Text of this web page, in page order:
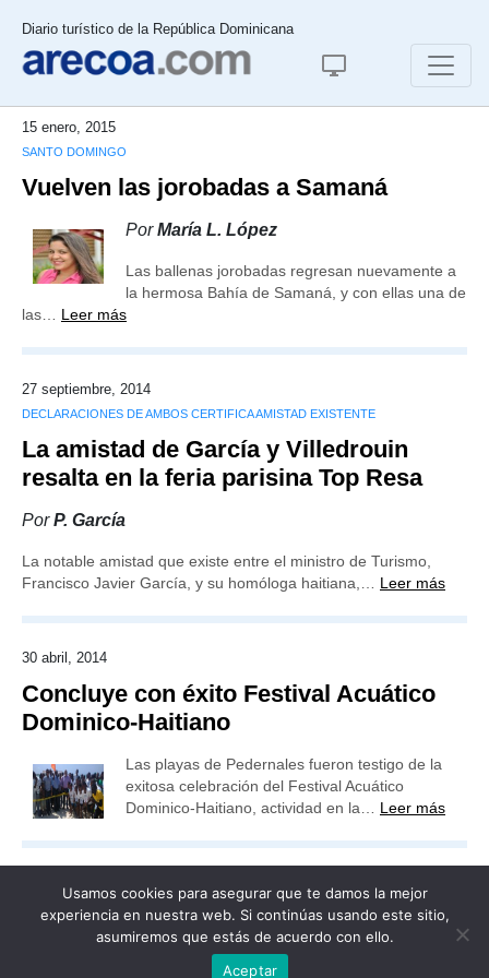
Diario turístico de la República Dominicana
15 enero, 2015
SANTO DOMINGO
Vuelven las jorobadas a Samaná
PorMaría L. López
Las ballenas jorobadas regresan nuevamente a
la hermosa Bahía de Samaná, y con ellas una de
las… Leer más
27 septiembre, 2014
DECLARACIONES DE AMBOS CERTIFICA AMISTAD EXISTENTE
La amistad de García y Villedrouin
resalta en la feria parisina Top Resa
PorP. García
La notable amistad que existe entre el ministro de Turismo,
Francisco Javier García, y su homóloga haitiana,… Leer más
30 abril, 2014
Concluye con éxito Festival Acuático
Dominico-Haitiano
Las playas de Pedernales fueron testigo de la
exitosa celebración del Festival Acuático
Dominico-Haitiano, actividad en la… Leer más
Usamos cookies para asegurar que te damos la mejor
experiencia en nuestra web. Si continúas usando este sitio,
asumiremos que estás de acuerdo con ello.
Aceptar
Publicidad Redacción Contacto
Todos los derechos reservados